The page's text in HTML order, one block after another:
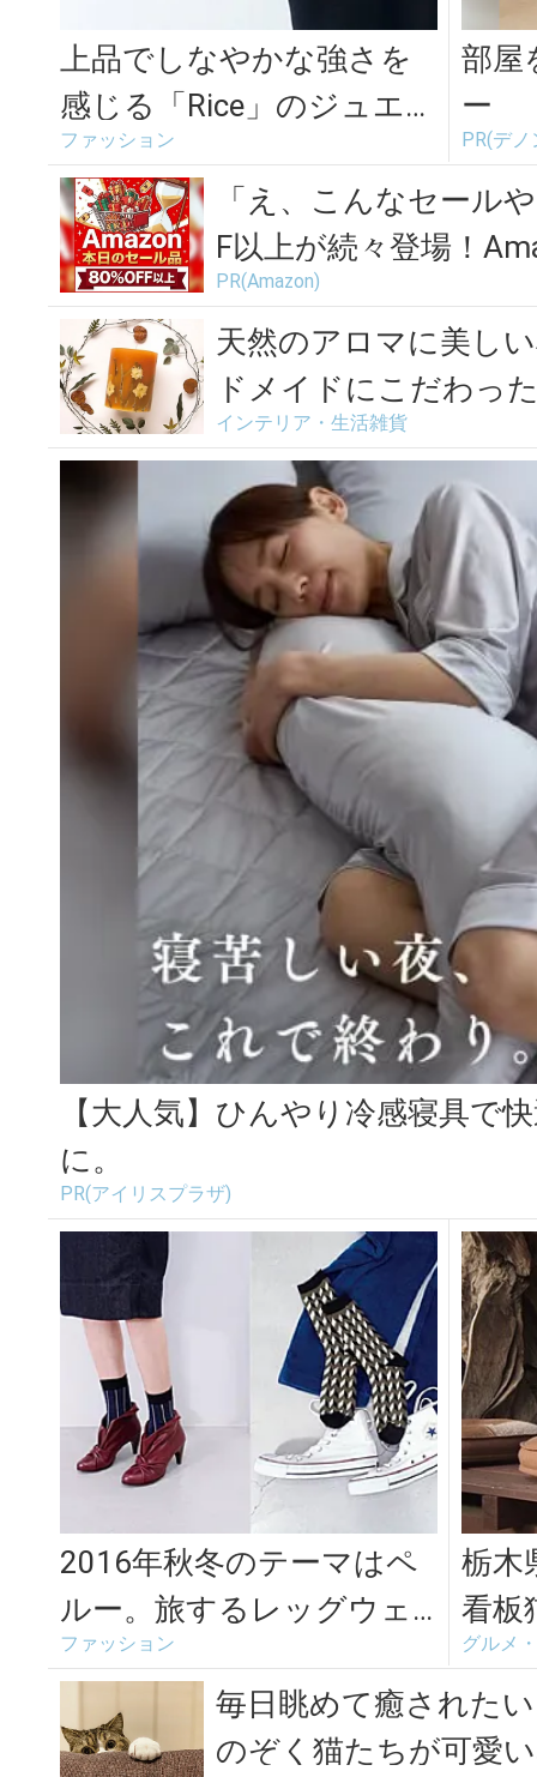
上品でしなやかな強さを
感じる「Rice」のジュエリ
ーで日常に光と豊かさを
ファッション
部屋
ー
PR(デノ
「え、こんなセール
F以上が続々登場！
PR(Amazon)
天然のアロマに美し
ドメイドにこだわっ
ト「...
インテリア・生活雑貨
【大人気】ひんやり冷感寝具で
に。
PR(アイリスプラザ)
2016年秋冬のテーマはペ
ルー。旅するレッグウェ
アブランド「MARCOMON
ファッション
栃木
看板
れる
屋」
グルメ
毎日眺めて癒された
のぞく猫たちが可愛